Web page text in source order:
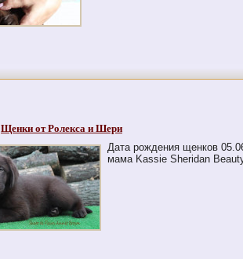
Щенки от Ролекса и Шери
Дата рождения щенков
мама Kassie Sheridan